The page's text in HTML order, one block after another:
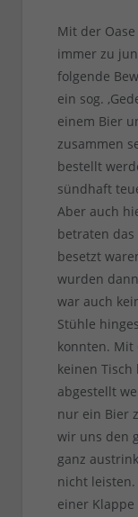
Mit der
immer zu
folgende
ein sog.
einem Bier
zusammen
bestellt
sündhaft
Aber auch
betraten das
besetzt
wurden
war auch
Stühle
konnten. Mit
keinen
abgestellt
nur ein Bier
wir uns den
ganz
nicht
einer